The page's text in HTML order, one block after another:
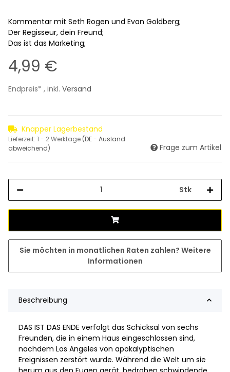
Kommentar mit Seth Rogen und Evan Goldberg;
Der Regisseur, dein Freund;
Das ist das Marketing;
4,99 €
Endpreis* , inkl. Versand
Knapper Lagerbestand
Lieferzeit: 1 - 2 Werktage (DE - Ausland
abweichend)
Frage zum Artikel
Stk
Sie möchten in monatlichen Raten zahlen? Weitere
Informationen
Beschreibung
DAS IST DAS ENDE verfolgt das Schicksal von sechs
Freunden, die in einem Haus eingeschlossen sind,
nachdem Los Angeles von apokalyptischen
Ereignissen zerstört wurde. Während die Welt um sie